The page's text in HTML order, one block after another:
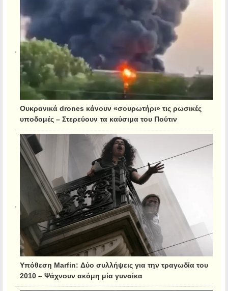
Ουκρανικά drones κάνουν «σουρωτήρι» τις ρωσικές
υποδομές – Στερεύουν τα καύσιμα του Πούτιν
Υπόθεση Marfin: Δύο συλλήψεις για την τραγωδία του
2010 – Ψάχνουν ακόμη μία γυναίκα